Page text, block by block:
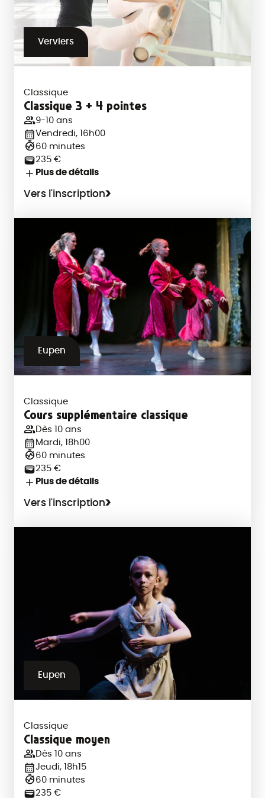
Verviers
Classique
Classique 3 + 4 pointes
9-10 ans
Vendredi, 16h00
60 minutes
235 €
Plus de détails
Vers l'inscription
Eupen
Classique
Cours supplémentaire classique
Dès 10 ans
Mardi, 18h00
60 minutes
235 €
Plus de détails
Vers l'inscription
Eupen
Classique
Classique moyen
Dès 10 ans
Jeudi, 18h15
60 minutes
235 €